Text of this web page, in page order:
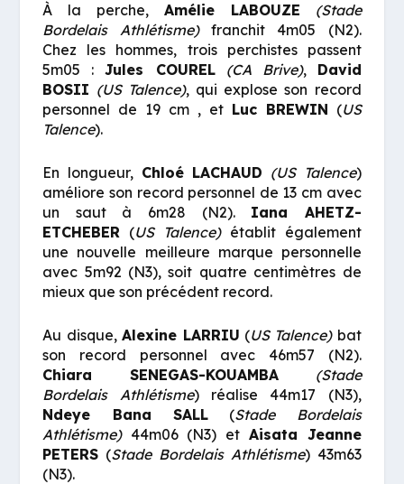
À la perche, Amélie LABOUZE (Stade
Bordelais Athlétisme)franchit 4m05 (N2).
Chez les hommes, trois perchistes passent
5m05 :Jules COUREL(CA Brive), David
BOSII (US Talence), qui explose son record
personnel de 19 cm , et Luc BREWIN (US
Talence).
En longueur, Chloé LACHAUD (US Talence)
améliore son record personnel de 13 cm avec
un saut à 6m28 (N2). Iana AHETZ-
ETCHEBER (US Talence)établit également
une nouvelle meilleure marque personnelle
avec 5m92 (N3), soit quatre centimètres de
mieux que son précédent record.
Au disque,Alexine LARRIU (US Talence)bat
son record personnel avec 46m57 (N2).
Chiara SENEGAS-KOUAMBA
(Stade
Bordelais Athlétisme) réalise 44m17 (N3),
Ndeye Bana SALL (Stade Bordelais
Athlétisme)44m06 (N3) etAisata Jeanne
PETERS (Stade Bordelais Athlétisme) 43m63
(N3).